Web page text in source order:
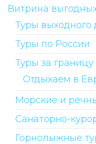
Витрина
Туры выходного
Туры по России
Туры за границу
Отдыхаем в
Морские и
Санаторно-
Горнолыжные